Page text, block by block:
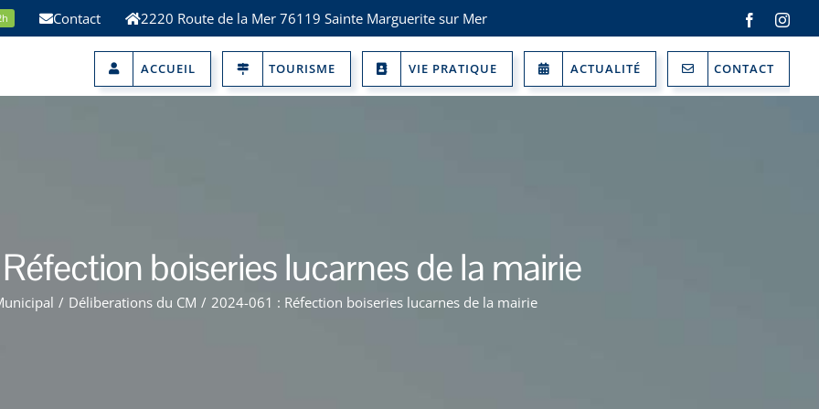
Contact 2220 Route de la Mer 76119 Sainte Marguerite sur Mer Facebook
ACCUEIL TOURISME VIE PRATIQUE ACTUALITÉ CONTACT
boiseries lucarnes de la mairie
/ Déliberations du CM / 2024-061 : Réfection boiseries lucarnes de la mairie